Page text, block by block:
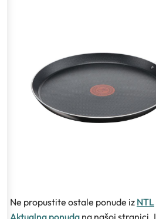
Ne propustite ostale ponude iz NTL